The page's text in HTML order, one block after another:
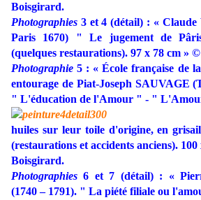
Boisgirard.
Photographies 3 et 4 (détail) : « Claude
Paris 1670) " Le jugement de
(quelques restaurations). 97 x 78 cm »
Photographie 5 : « École française de
entourage de Piat-Joseph SAUVAGE
" L'éducation de l'Amour " - "
huiles sur leur toile d'origine, en
(restaurations et accidents anciens).
Boisgirard.
Photographies 6 et 7 (détail) : «
(1740 – 1791). " La piété filiale ou